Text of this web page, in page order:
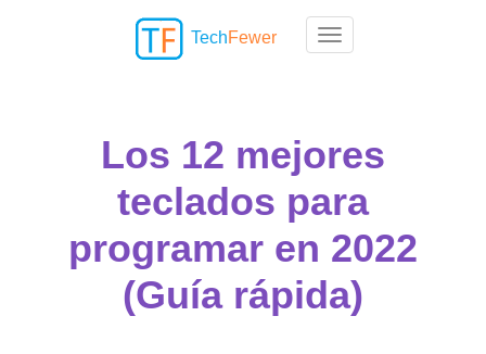
Toggle navigation
TechFewer
Los 12 mejores
teclados para
programar en 2022
(Guía rápida)